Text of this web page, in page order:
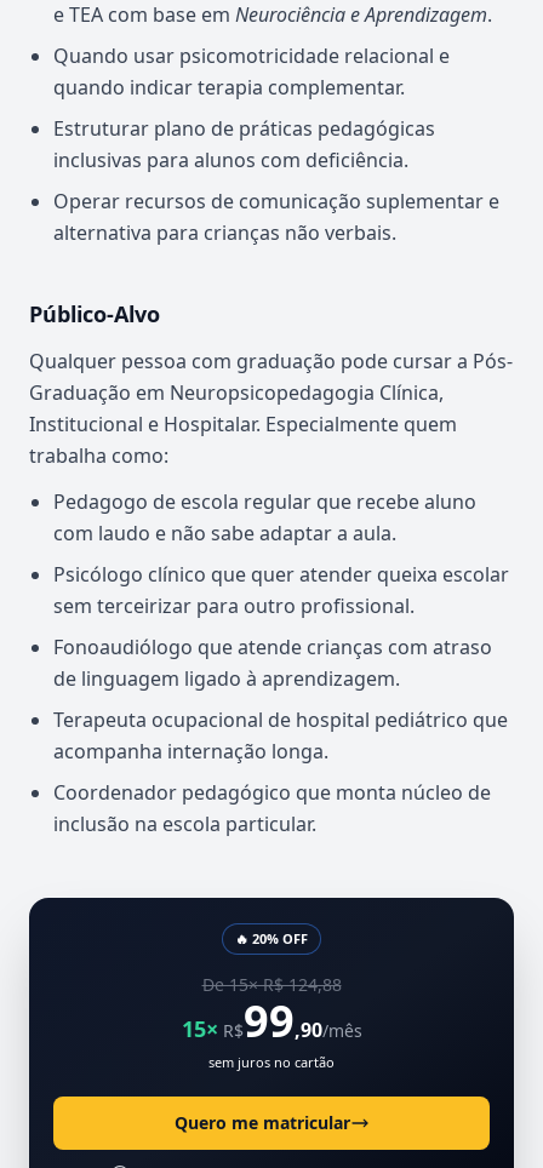
e TEA com base em Neurociência e Aprendizagem.
Quando usar psicomotricidade relacional e
quando indicar terapia complementar.
Estruturar plano de práticas pedagógicas
inclusivas para alunos com deficiência.
Operar recursos de comunicação suplementar e
alternativa para crianças não verbais.
Público-Alvo
Qualquer pessoa com graduação pode cursar a Pós-
Graduação em Neuropsicopedagogia Clínica,
Institucional e Hospitalar. Especialmente quem
trabalha como:
Pedagogo de escola regular que recebe aluno
com laudo e não sabe adaptar a aula.
Psicólogo clínico que quer atender queixa escolar
sem terceirizar para outro profissional.
Fonoaudiólogo que atende crianças com atraso
de linguagem ligado à aprendizagem.
Terapeuta ocupacional de hospital pediátrico que
acompanha internação longa.
Coordenador pedagógico que monta núcleo de
inclusão na escola particular.
🔥 20% OFF
De 15× R$ 124,88
15× R$99,90/mês
sem juros no cartão
Quero me matricular